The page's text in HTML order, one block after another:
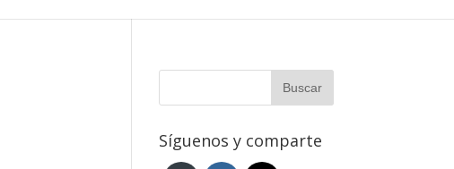
Síguenos y comparte